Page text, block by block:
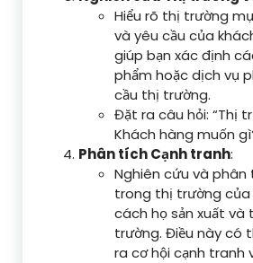
Hiểu rõ thị trường
và yêu cầu của
giúp bạn xác định
phẩm hoặc dịch vụ
cầu thị trường.
Đặt ra câu hỏi: “Thị
Khách hàng muốn
Phân tích Cạnh tranh:
Nghiên cứu và
trong thị trường của
cách họ sản xuất và
trường. Điều này có
ra cơ hội cạnh tranh